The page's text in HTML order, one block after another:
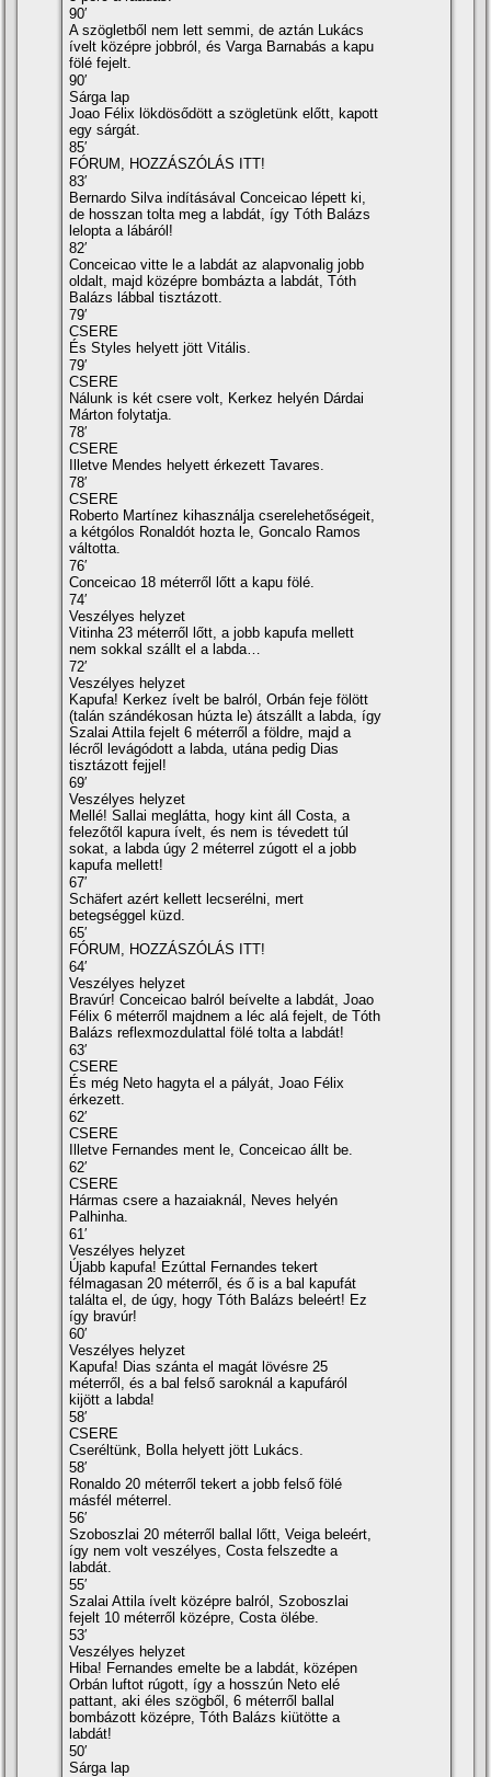
90′
A szögletből nem lett semmi, de aztán Lukács
ívelt középre jobbról, és Varga Barnabás a kapu
fölé fejelt.
90′
Sárga lap
Joao Félix lökdösődött a szögletünk előtt, kapott
egy sárgát.
85′
FÓRUM, HOZZÁSZÓLÁS ITT!
83′
Bernardo Silva indításával Conceicao lépett ki,
de hosszan tolta meg a labdát, így Tóth Balázs
lelopta a lábáról!
82′
Conceicao vitte le a labdát az alapvonalig jobb
oldalt, majd középre bombázta a labdát, Tóth
Balázs lábbal tisztázott.
79′
CSERE
És Styles helyett jött Vitális.
79′
CSERE
Nálunk is két csere volt, Kerkez helyén Dárdai
Márton folytatja.
78′
CSERE
Illetve Mendes helyett érkezett Tavares.
78′
CSERE
Roberto Martínez kihasználja cserelehetőségeit,
a kétgólos Ronaldót hozta le, Goncalo Ramos
váltotta.
76′
Conceicao 18 méterről lőtt a kapu fölé.
74′
Veszélyes helyzet
Vitinha 23 méterről lőtt, a jobb kapufa mellett
nem sokkal szállt el a labda…
72′
Veszélyes helyzet
Kapufa! Kerkez ívelt be balról, Orbán feje fölött
(talán szándékosan húzta le) átszállt a labda, így
Szalai Attila fejelt 6 méterről a földre, majd a
lécről levágódott a labda, utána pedig Dias
tisztázott fejjel!
69′
Veszélyes helyzet
Mellé! Sallai meglátta, hogy kint áll Costa, a
felezőtől kapura ívelt, és nem is tévedett túl
sokat, a labda úgy 2 méterrel zúgott el a jobb
kapufa mellett!
67′
Schäfert azért kellett lecserélni, mert
betegséggel küzd.
65′
FÓRUM, HOZZÁSZÓLÁS ITT!
64′
Veszélyes helyzet
Bravúr! Conceicao balról beívelte a labdát, Joao
Félix 6 méterről majdnem a léc alá fejelt, de Tóth
Balázs reflexmozdulattal fölé tolta a labdát!
63′
CSERE
És még Neto hagyta el a pályát, Joao Félix
érkezett.
62′
CSERE
Illetve Fernandes ment le, Conceicao állt be.
62′
CSERE
Hármas csere a hazaiaknál, Neves helyén
Palhinha.
61′
Veszélyes helyzet
Újabb kapufa! Ezúttal Fernandes tekert
félmagasan 20 méterről, és ő is a bal kapufát
találta el, de úgy, hogy Tóth Balázs beleért! Ez
így bravúr!
60′
Veszélyes helyzet
Kapufa! Dias szánta el magát lövésre 25
méterről, és a bal felső saroknál a kapufáról
kijött a labda!
58′
CSERE
Cseréltünk, Bolla helyett jött Lukács.
58′
Ronaldo 20 méterről tekert a jobb felső fölé
másfél méterrel.
56′
Szoboszlai 20 méterről ballal lőtt, Veiga beleért,
így nem volt veszélyes, Costa felszedte a
labdát.
55′
Szalai Attila ívelt középre balról, Szoboszlai
fejelt 10 méterről középre, Costa ölébe.
53′
Veszélyes helyzet
Hiba! Fernandes emelte be a labdát, középen
Orbán luftot rúgott, így a hosszún Neto elé
pattant, aki éles szögből, 6 méterről ballal
bombázott középre, Tóth Balázs kiütötte a
labdát!
50′
Sárga lap